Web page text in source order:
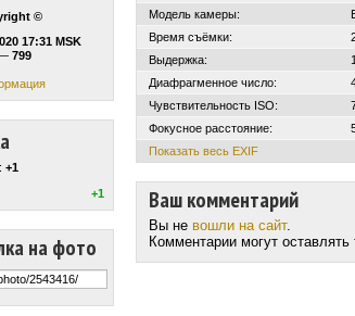
©
17:31 MSK
799
+1
+1
на фото
Модель камеры:
Время съёмки:
Выдержка:
Диафрагменное число:
Чувствительность ISO:
Фокусное расстояние:
Показать весь EXIF
Ваш комментарий
Вы не вошли на сайт.
Комментарии могут